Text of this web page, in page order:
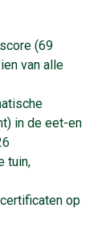
(69
van alle
in de eet-en
tuin,
op